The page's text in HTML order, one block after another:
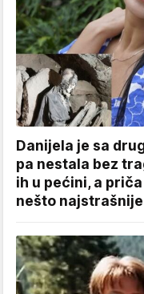
Danijela je sa
pa nestala bez
ih u pećini, a
nešto najstrašnije